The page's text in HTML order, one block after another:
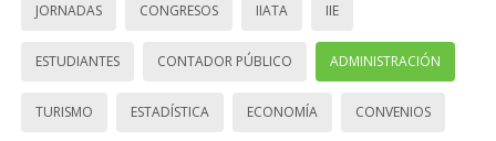
JORNADAS CONGRESOS IIATA IIE
ESTUDIANTES CONTADOR PÚBLICO ADMINISTRACIÓN
TURISMO ESTADÍSTICA ECONOMÍA CONVENIOS